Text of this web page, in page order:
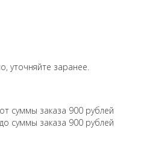
уточняйте заранее.
суммы заказа 900 рублей
суммы заказа 900 рублей